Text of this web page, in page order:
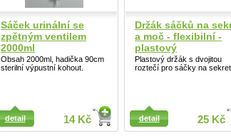
Sáček urinální se
zpětným ventilem
2000ml
Obsah 2000ml, hadička 90cm
sterilní výpustní kohout.
14 Kč
detail
Držák sáčků na
a moč - flexibilní -
plastový
Plastový držák s dvojitou
roztečí pro sáčky na sekret.
25 Kč
detail
Detail